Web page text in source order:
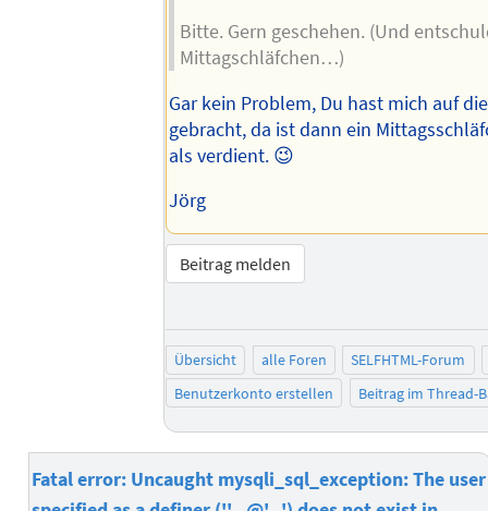
Bitte. Gern geschehen. (Und
Mittagschläfchen…)
Gar kein Problem, Du hast mich auf
gebracht, da ist dann ein
als verdient. 😉
Jörg
Beitrag melden
Übersicht alle Foren
SELFHTML-Forum
Benutzerkonto erstellen
Beitrag im Thread-
Fatal error: Uncaught mysqli_sql_exception: The user